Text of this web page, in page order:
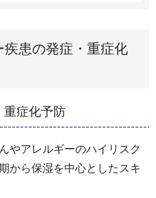
患の発症・重症化
重症化予防
やアレルギーのハイリスク
から保湿を中心としたスキ